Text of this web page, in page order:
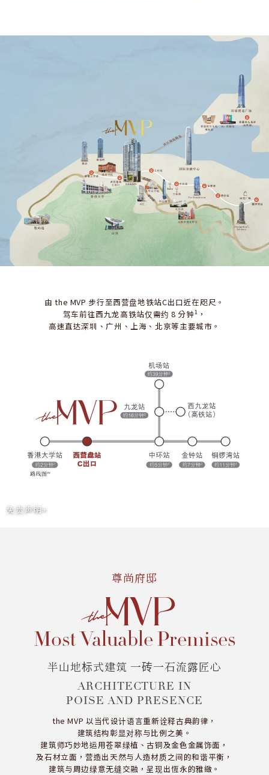
由 the MVP 步行至西营盘地铁站C出口近在咫尺。
驾车前往西九龙高铁站仅需约 8 分钟1 ，
高速直达深圳、广州、上海、北京等主要城市。
免责声明+
尊尚府邸
Most Valuable Premises
半山地标式建筑 一砖一石流露匠心
ARCHITECTURE IN
POISE AND PRESENCE
the MVP 以当代设计语言重新诠释古典韵律，
建筑结构彰显对称与比例之美。
建筑师巧妙地运用苍翠绿植、古铜及金色金属饰面，
及石材立面，营造出天然与人造材质之间的和谐平衡，
建筑与周边绿意无缝交融，呈现出恆永的雅緻。